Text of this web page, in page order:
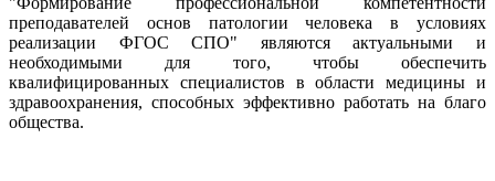
преподавателей основ патологии человека в условиях
реализации ФГОС СПО" являются актуальными и
необходимыми для того, чтобы обеспечить
квалифицированных специалистов в области медицины и
здравоохранения, способных эффективно работать на благо
общества.